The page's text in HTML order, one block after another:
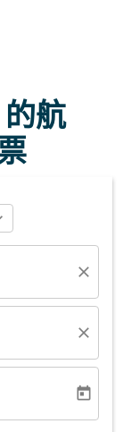
航
close
close
today